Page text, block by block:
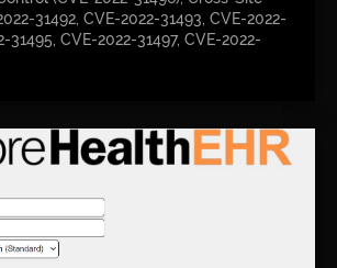
31492, CVE-2022-31493, CVE-2022-
31495, CVE-2022-31497, CVE-2022-